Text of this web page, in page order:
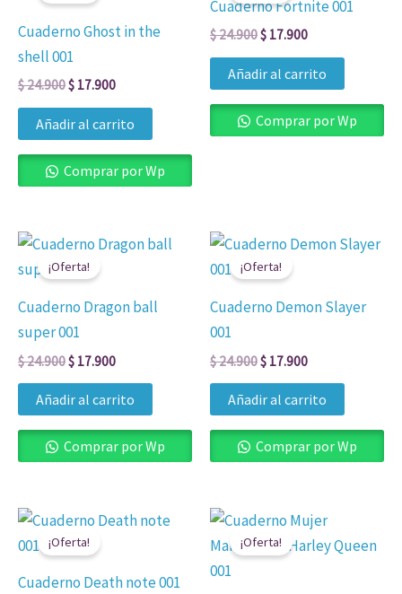
Cuaderno Ghost in the
shell 001
$24.900
$ 24.900.
$ 17.900
$ 17.900.
Añadir al carrito
Comprar por Wp
Cuaderno Fortnite 001
$24.900
era:
$ 24.900.
$ 17.900
es:
$ 17.900.
Añadir al carrito
Comprar por Wp
¡Oferta!
Cuaderno Dragon ball
super 001
$24.900
El
original
$ 24.900.
$ 17.900
El
precio
$ 17.900.
Añadir al carrito
Comprar por Wp
¡Oferta!
Cuaderno Demon Slayer
001
$24.900
El
original
$ 24.900.
$ 17.900
El
$ 17.900.
Añadir al carrito
Comprar por Wp
¡Oferta!
Cuaderno Death note 001
El
original
$ 24.900.
El
$ 17.900.
¡Oferta!
El
original
El
precio
actual